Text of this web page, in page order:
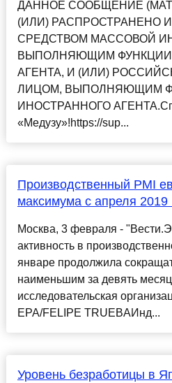
ДАННОЕ СООБЩЕНИЕ
(ИЛИ) РАСПРОСТРАНЕНО
СРЕДСТВОМ МАССОВОЙ
ВЫПОЛНЯЮЩИМ ФУНКЦИИ
АГЕНТА, И (ИЛИ)
ЛИЦОМ, ВЫПОЛНЯЮЩИМ
ИНОСТРАННОГО
«Медузу»!https://sup...
Производственный PMI
максимума с апреля 2019
Москва, 3 февраля -
активность в
январе продолжила
наименьшим за девять
исследовательская
EPA/FELIPE TRUEBAИнд...
Уровень безработицы в